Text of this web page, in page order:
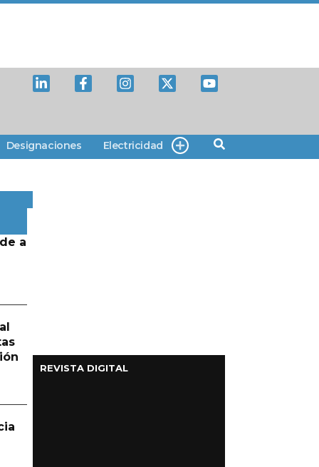
Designaciones Electricidad
a
REVISTA DIGITAL